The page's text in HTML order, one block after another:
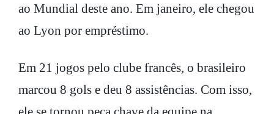
ao Mundial deste ano. Em janeiro, ele chegou
ao Lyon por empréstimo.
Em 21 jogos pelo clube francês, o brasileiro
marcou 8 gols e deu 8 assistências. Com isso,